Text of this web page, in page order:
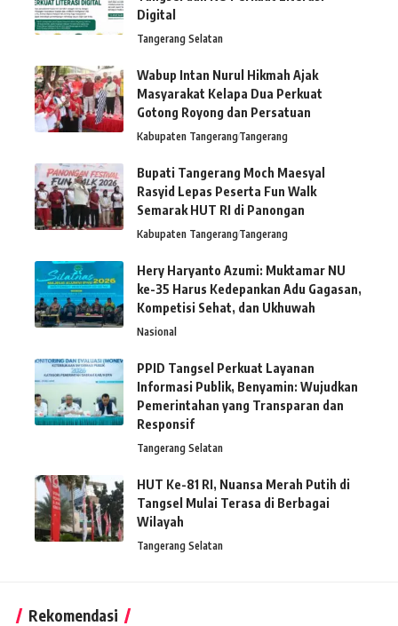
Digital
Tangerang Selatan
Wabup Intan Nurul Hikmah Ajak
Masyarakat Kelapa Dua Perkuat
Gotong Royong dan Persatuan
Kabupaten TangerangTangerang
Bupati Tangerang Moch Maesyal
Rasyid Lepas Peserta Fun Walk
Semarak HUT RI di Panongan
Kabupaten TangerangTangerang
Hery Haryanto Azumi: Muktamar NU
ke-35 Harus Kedepankan Adu Gagasan,
Kompetisi Sehat, dan Ukhuwah
Nasional
PPID Tangsel Perkuat Layanan
Informasi Publik, Benyamin: Wujudkan
Pemerintahan yang Transparan dan
Responsif
Tangerang Selatan
HUT Ke-81 RI, Nuansa Merah Putih di
Tangsel Mulai Terasa di Berbagai
Wilayah
Tangerang Selatan
Rekomendasi